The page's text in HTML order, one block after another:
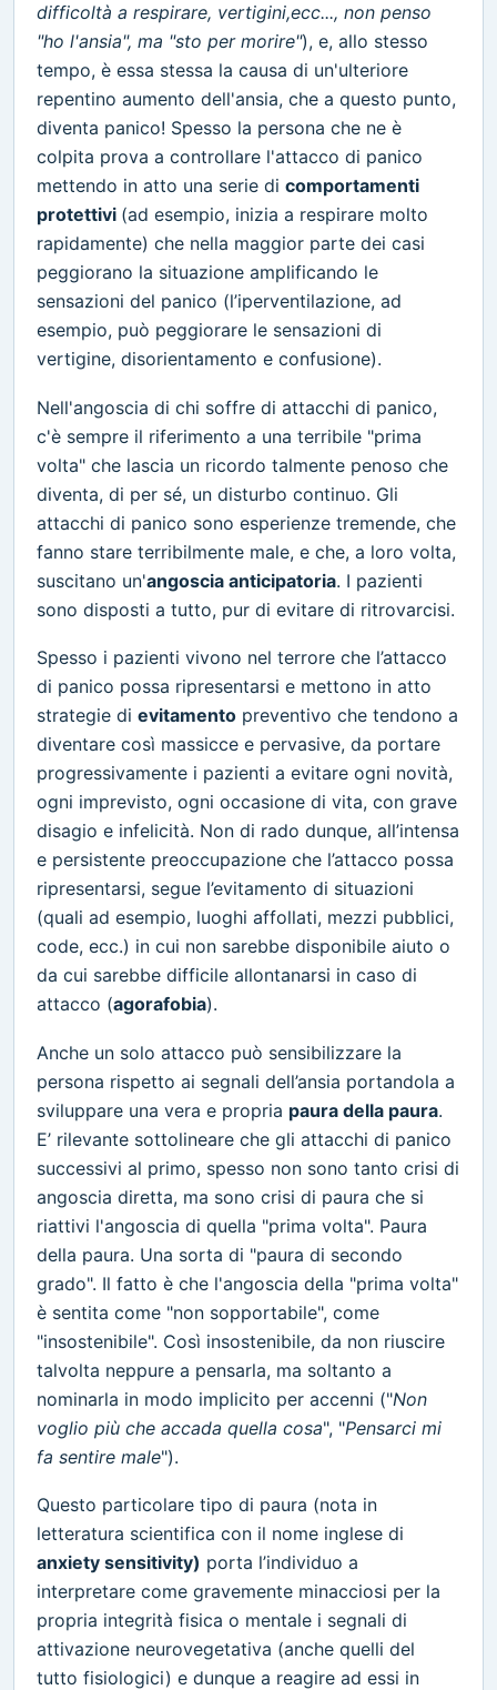
difficoltà a respirare, vertigini,ecc..., non penso
"ho l'ansia", ma "sto per morire"), e, allo stesso
tempo, è essa stessa la causa di un'ulteriore
repentino aumento dell'ansia, che a questo punto,
diventa panico! Spesso la persona che ne è
colpita prova a controllare l'attacco di panico
mettendo in atto una serie di comportamenti
protettivi (ad esempio, inizia a respirare molto
rapidamente) che nella maggior parte dei casi
peggiorano la situazione amplificando le
sensazioni del panico (l’iperventilazione, ad
esempio, può peggiorare le sensazioni di
vertigine, disorientamento e confusione).
Nell'angoscia di chi soffre di attacchi di panico,
c'è sempre il riferimento a una terribile "prima
volta" che lascia un ricordo talmente penoso che
diventa, di per sé, un disturbo continuo. Gli
attacchi di panico sono esperienze tremende, che
fanno stare terribilmente male, e che, a loro volta,
suscitano un'angoscia anticipatoria. I pazienti
sono disposti a tutto, pur di evitare di ritrovarcisi.
Spesso i pazienti vivono nel terrore che l’attacco
di panico possa ripresentarsi e mettono in atto
strategie di evitamento preventivo che tendono a
diventare così massicce e pervasive, da portare
progressivamente i pazienti a evitare ogni novità,
ogni imprevisto, ogni occasione di vita, con grave
disagio e infelicità. Non di rado dunque, all’intensa
e persistente preoccupazione che l’attacco possa
ripresentarsi, segue l’evitamento di situazioni
(quali ad esempio, luoghi affollati, mezzi pubblici,
code, ecc.) in cui non sarebbe disponibile aiuto o
da cui sarebbe difficile allontanarsi in caso di
attacco (agorafobia).
Anche un solo attacco può sensibilizzare la
persona rispetto ai segnali dell’ansia portandola a
sviluppare una vera e propria paura della paura.
E’ rilevante sottolineare che gli attacchi di panico
successivi al primo, spesso non sono tanto crisi di
angoscia diretta, ma sono crisi di paura che si
riattivi l'angoscia di quella "prima volta". Paura
della paura. Una sorta di "paura di secondo
grado". Il fatto è che l'angoscia della "prima volta"
è sentita come "non sopportabile", come
"insostenibile". Così insostenibile, da non riuscire
talvolta neppure a pensarla, ma soltanto a
nominarla in modo implicito per accenni ("Non
voglio più che accada quella cosa", "Pensarci mi
fa sentire male").
Questo particolare tipo di paura (nota in
letteratura scientifica con il nome inglese di
anxiety sensitivity) porta l’individuo a
interpretare come gravemente minacciosi per la
propria integrità fisica o mentale i segnali di
attivazione neurovegetativa (anche quelli del
tutto fisiologici) e dunque a reagire ad essi in